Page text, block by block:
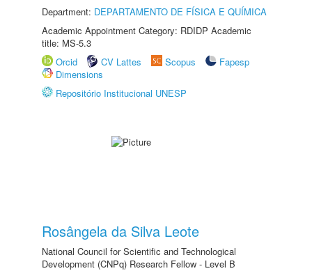
Department: DEPARTAMENTO DE FÍSICA E QUÍMICA
Academic Appointment Category: RDIDP Academic
title: MS-5.3
Orcid
CV Lattes Scopus
Fapesp
Dimensions
Repositório Institucional UNESP
Rosângela da Silva Leote
National Council for Scientific and Technological
Development (CNPq) Research Fellow - Level B